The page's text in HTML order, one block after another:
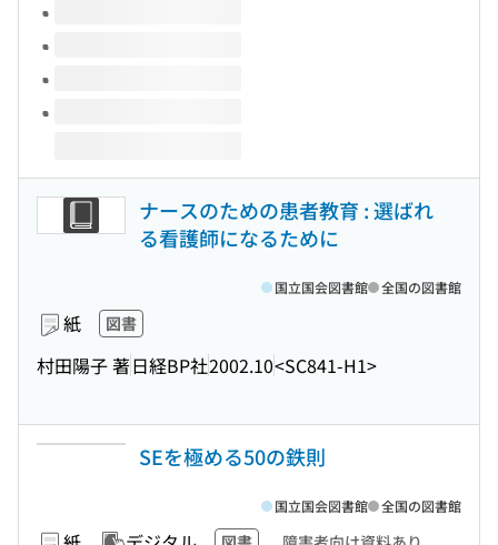
ナースのための患者教育 : 選ばれ
る看護師になるために
紙 図書
村田陽子 著日経BP社2002.10<SC841-H1>
国立国会図書館 全国の図書館
SEを極める50の鉄則
国立国会図書館 全国の図書館